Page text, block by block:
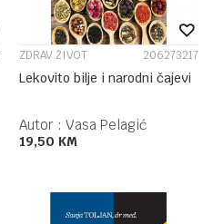
ZDRAV ŽIVOT 206273217
Lekovito bilje i narodni čajevi
Autor : Vasa Pelagić
19,50 KM